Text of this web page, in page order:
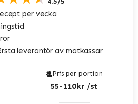
per vecka
leverantör av matkassar
Pris per portion
55-110kr /st